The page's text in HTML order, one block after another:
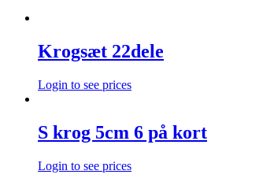
Krogsæt 22dele
Login to see prices
S krog 5cm 6 på kort
Login to see prices